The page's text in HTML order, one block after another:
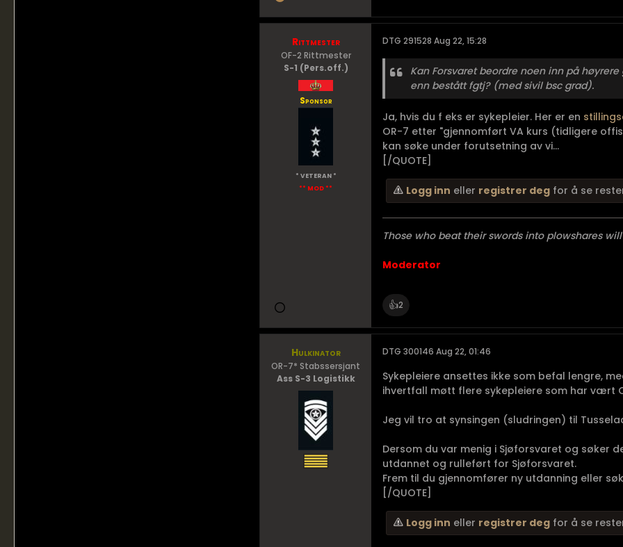
Rittmester
OF-2 Rittmester
S-1 (Pers.off.)
Sponsor
* VETERAN *
** MOD **
DTG 291528 Aug 22, 15:28
Kan Forsvaret beordre noen inn på
enn bestått fgtj? (med sivil bsc grad).
Ja, hvis du f eks er sykepleier. Her er en
OR-7 etter "gjennomført VA kurs (tidligere
kan søke under forutsetning av vi...
[/QUOTE]
Logg inn eller registrer deg for å se
Those who beat their swords into plowshares
Moderator
👍2
Hulkinator
OR-7* Stabssersjant
Ass S-3 Logistikk
DTG 300146 Aug 22, 01:46
Sykepleiere ansettes ikke som befal lengre,
ihvertfall møtt flere sykepleiere som har vært
Jeg vil tro at synsingen (sludringen) til
Dersom du var menig i Sjøforsvaret og søker
utdannet og rulleført for Sjøforsvaret.
Frem til du gjennomfører ny utdanning eller
[/QUOTE]
Logg inn eller registrer deg for å se